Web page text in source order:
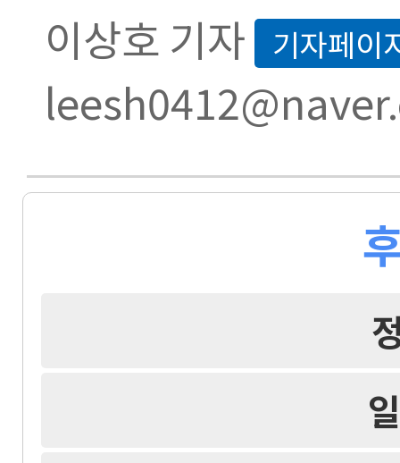
이상호 기자
기자페이